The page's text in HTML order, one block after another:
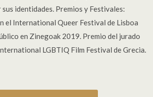
identidades. Premios y Festivales:
el International Queer Festival de Lisboa
en Zinegoak 2019. Premio del jurado
LGBTIQ Film Festival de Grecia.